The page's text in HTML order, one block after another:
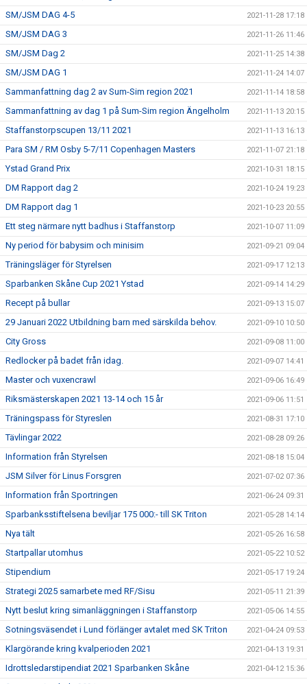
SM/JSM DAG 4-5 2021-11-28 17:18
SM/JSM DAG 3 2021-11-26 11:46
SM/JSM Dag 2 2021-11-25 14:38
SM/JSM DAG 1 2021-11-24 14:07
Sammanfattning dag 2 av Sum-Sim region 2021 2021-11-14 18:58
Sammanfattning av dag 1 på Sum-Sim region Ängelholm 2021-11-13 20:15
Staffanstorpscupen 13/11 2021 2021-11-13 16:13
Para SM / RM Osby 5-7/11 Copenhagen Masters 2021-11-07 21:18
Ystad Grand Prix 2021-10-31 18:15
DM Rapport dag 2 2021-10-24 19:23
DM Rapport dag 1 2021-10-23 20:55
Ett steg närmare nytt badhus i Staffanstorp 2021-10-07 11:09
Ny period för babysim och minisim 2021-09-21 09:04
Träningsläger för Styrelsen 2021-09-17 12:13
Sparbanken Skåne Cup 2021 Ystad 2021-09-14 14:29
Recept på bullar 2021-09-13 15:07
29 Januari 2022 Utbildning barn med särskilda behov. 2021-09-10 10:50
City Gross 2021-09-08 11:00
Redlocker på badet från idag. 2021-09-07 14:41
Master och vuxencrawl 2021-09-06 16:49
Riksmästerskapen 2021 13-14 och 15 år 2021-09-06 11:51
Träningspass för Styreslen 2021-08-31 17:10
Tävlingar 2022 2021-08-28 09:26
Information från Styrelsen 2021-08-18 15:04
JSM Silver för Linus Forsgren 2021-07-02 07:36
Information från Sportringen 2021-06-24 09:31
Sparbanksstiftelsena beviljar 175 000:- till SK Triton 2021-05-28 14:14
Nya tält 2021-05-26 16:58
Startpallar utomhus 2021-05-22 10:52
Stipendium 2021-05-17 19:24
Strategi 2025 samarbete med RF/Sisu 2021-05-11 21:39
Nytt beslut kring simanläggningen i Staffanstorp 2021-05-06 14:55
Sotningsväsendet i Lund förlänger avtalet med SK Triton 2021-04-24 09:53
Klargörande kring kvalperioden 2021 2021-04-13 19:31
Idrottsledarstipendiat 2021 Sparbanken Skåne 2021-04-12 15:36